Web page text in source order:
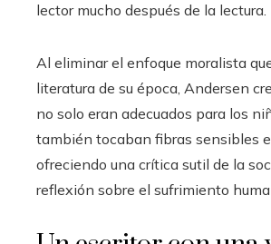
lector mucho después de la lectura.
Al eliminar el enfoque moralista
literatura de su época, Andersen
no solo eran adecuados para los
también tocaban fibras sensibles
ofreciendo una crítica sutil de la
reflexión sobre el sufrimiento